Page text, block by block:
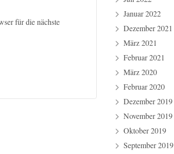
für die nächste
Januar 2022
Dezember 2021
März 2021
Februar 2021
März 2020
Februar 2020
Dezember 2019
November 2019
Oktober 2019
September 2019